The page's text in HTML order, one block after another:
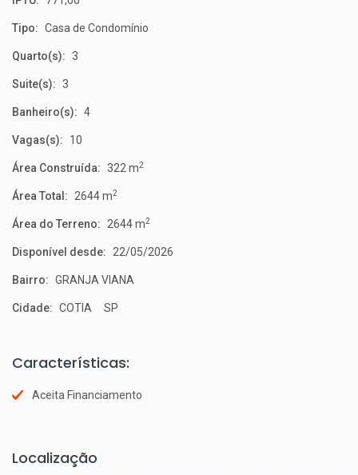
Tipo: Casa de Condomínio
Quarto(s): 3
Suite(s): 3
Banheiro(s): 4
Vagas(s): 10
Área Construída: 322 m2
Área Total: 2644 m2
Área do Terreno: 2644 m2
Disponível desde: 22/05/2026
Bairro: GRANJA VIANA
Cidade: COTIA SP
Características:
Aceita Financiamento
Localização